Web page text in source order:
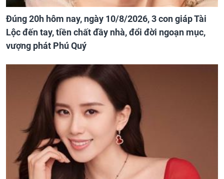
Đúng 20h hôm nay, ngày 10/8/2026, 3 con giáp Tài
Lộc đến tay, tiền chất đầy nhà, đổi đời ngoạn mục,
vượng phát Phú Quý